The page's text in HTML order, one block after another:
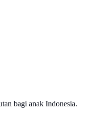
bagi anak Indonesia.